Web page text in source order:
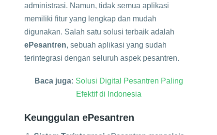
administrasi. Namun, tidak semua aplikasi
memiliki fitur yang lengkap dan mudah
digunakan. Salah satu solusi terbaik adalah
ePesantren, sebuah aplikasi yang sudah
terintegrasi dengan seluruh aspek pesantren.
Baca juga: Solusi Digital Pesantren Paling
Efektif di Indonesia
Keunggulan ePesantren